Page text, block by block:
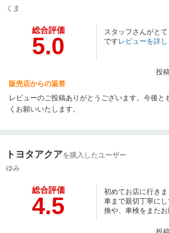
くま
総合評価
5.0
スタッフさんがと
ですレビューを詳
投
販売店からの返答
レビューのご投稿ありがとうございます。今後と
くお願いいたします。 ス
トヨタアクアを購入したユーザー
ゆみ
総合評価
4.5
初めてお店に行き
車まで親切丁寧に
換や、車検をまたお